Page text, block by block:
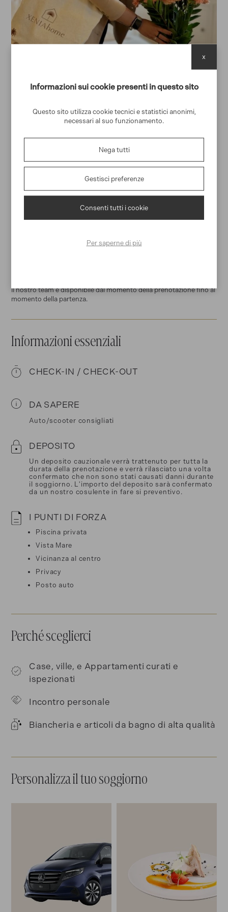
soggiorno sia perfettamente adattato ai desideri e alle esigenze del
tuo gruppo. Dai consigli sulla zona all'organizzatione di tour in
barca e altre esperienze indimenticabili, faremo in modo che ogni
secondo del tuo soggiorno sia perfetto.
Ogni casa viene accuratamente pulita e preparata prima del tuo
Il nostro team è disponibile dal momento della prenotazione fino al
momento della partenza.
Informazioni essenziali
CHECK-IN / CHECK-OUT
DA SAPERE
Auto/scooter consigliati
DEPOSITO
Un deposito cauzionale verrà trattenuto per tutta la
durata della prenotazione e verrà rilasciato una volta
confermato che non sono stati causati danni durante
il soggiorno. L'importo del deposito sarà confermato
da un nostro cosulente in fare si preventivo.
I PUNTI DI FORZA
Piscina privata
Vista Mare
Vicinanza al centro
Privacy
Posto auto
Perché sceglierci
Case, ville, e Appartamenti curati e
ispezionati
Incontro personale
Biancheria e articoli da bagno di alta qualità
Personalizza il tuo soggiorno
Informazioni sui cookie presenti in questo sito
Questo sito utilizza cookie tecnici e statistici anonimi,
necessari al suo funzionamento.
Nega tutti
Gestisci preferenze
Consenti tutti i cookie
Per saperne di più
x